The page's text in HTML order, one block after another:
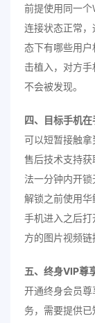
前提使用同一
连接状态正常
态下有哪些用
击植入，对方
不会被发现。
四、目标手机在
可以短暂接触
售后技术支持
法一分钟内开
解锁之前使用
手机进入之后
方的图片视频链
五、终身VIP尊
开通终身会员
务，需要提供